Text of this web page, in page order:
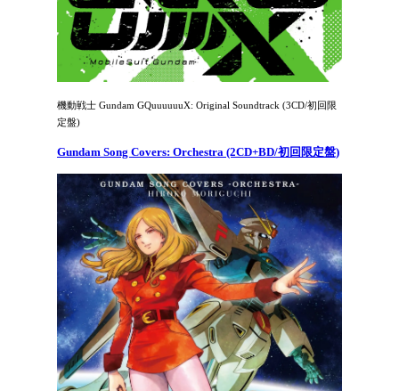
機動戦士 Gundam GQuuuuuuX: Original Soundtrack (3CD/初回限
定盤)
Gundam Song Covers: Orchestra (2CD+BD/初回限定盤)